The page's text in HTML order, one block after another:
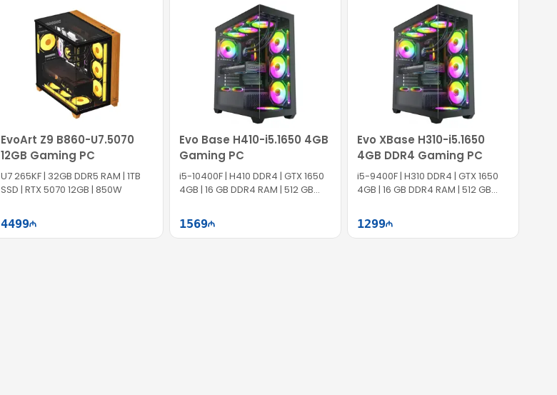
EvoArt Z9 B860-U7.5070
12GB Gaming PC
U7 265KF | 32GB DDR5 RAM | 1TB
SSD | RTX 5070 12GB | 850W
4499
Evo Base H410-i5.1650 4GB
Gaming PC
i5-10400F | H410 DDR4 | GTX 1650
4GB | 16 GB DDR4 RAM | 512 GB
1569
Evo XBase H310-i5.1650
4GB DDR4 Gaming PC
i5-9400F | H310 DDR4 | GTX 1650
4GB | 16 GB DDR4 RAM | 512 GB
1299